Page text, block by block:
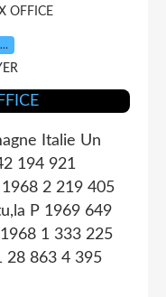
OFFICE
…
Italie Un
194 921
2 219 405
P 1969 649
1 333 225
28 863 4 395